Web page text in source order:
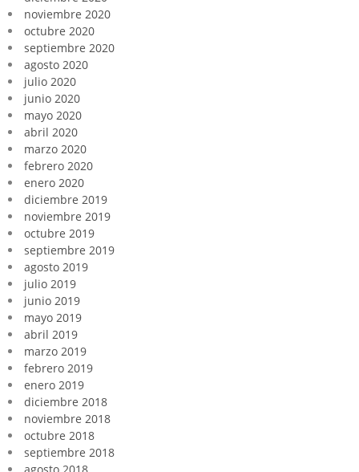
noviembre 2020
octubre 2020
septiembre 2020
agosto 2020
julio 2020
junio 2020
mayo 2020
abril 2020
marzo 2020
febrero 2020
enero 2020
diciembre 2019
noviembre 2019
octubre 2019
septiembre 2019
agosto 2019
julio 2019
junio 2019
mayo 2019
abril 2019
marzo 2019
febrero 2019
enero 2019
diciembre 2018
noviembre 2018
octubre 2018
septiembre 2018